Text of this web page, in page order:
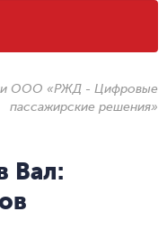
ООО «РЖД - Цифровые
пассажирские решения»
Вал: